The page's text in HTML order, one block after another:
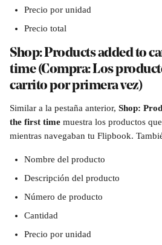
Precio por unidad
Precio total
Shop: Products added to
time (Compra: Los
carrito por primera vez)
Similar a la pestaña anterior, Shop:
the first time muestra los productos
mientras navegaban tu Flipbook.
Nombre del producto
Descripción del producto
Número de producto
Cantidad
Precio por unidad